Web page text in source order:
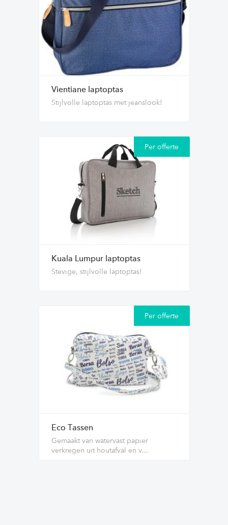
Vientiane laptoptas
Stijlvolle laptoptas met jeanslook!
Per offerte
Kuala Lumpur laptoptas
Stevige, stijlvolle laptoptas!
Per offerte
Eco Tassen
Gemaakt van watervast papier
verkregen uit houtafval en v...